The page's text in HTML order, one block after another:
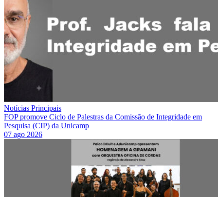
Notícias Principais
FOP promove Ciclo de Palestras da Comissão de Integridade em
Pesquisa (CIP) da Unicamp
07 ago 2026